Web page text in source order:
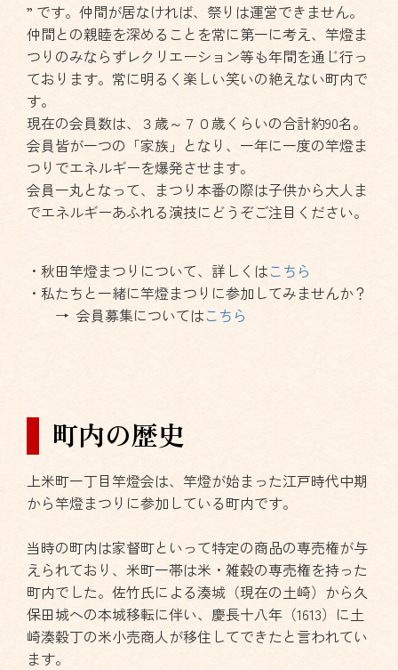
” です。仲間が居なければ、祭りは運営できません。
仲間との親睦を深めることを常に第一に考え、竿燈ま
つりのみならずレクリエーション等も年間を通じ行っ
ております。常に明るく楽しい笑いの絶えない町内で
す。
現在の会員数は、３歳～７０歳くらいの合計約90名。
会員皆が一つの「家族」となり、一年に一度の竿燈ま
つりでエネルギーを爆発させます。
会員一丸となって、まつり本番の際は子供から大人ま
でエネルギーあふれる演技にどうぞご注目ください。
・秋田竿燈まつりについて、詳しくはこちら
・私たちと一緒に竿燈まつりに参加してみませんか？
→ 会員募集についてはこちら
町内の歴史
上米町一丁目竿燈会は、竿燈が始まった江戸時代中期
から竿燈まつりに参加している町内です。
当時の町内は家督町といって特定の商品の専売権が与
えられており、米町一帯は米・雑穀の専売権を持った
町内でした。佐竹氏による湊城（現在の土崎）から久
保田城への本城移転に伴い、慶長十八年（1613）に土
崎湊穀丁の米小売商人が移住してできたと言われてい
ます。